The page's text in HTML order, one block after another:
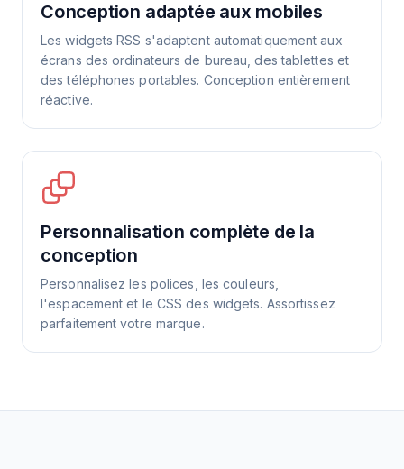
Conception adaptée aux mobiles
Les widgets RSS s'adaptent automatiquement aux
écrans des ordinateurs de bureau, des tablettes et
des téléphones portables. Conception entièrement
réactive.
Personnalisation complète de la
conception
Personnalisez les polices, les couleurs,
l'espacement et le CSS des widgets. Assortissez
parfaitement votre marque.